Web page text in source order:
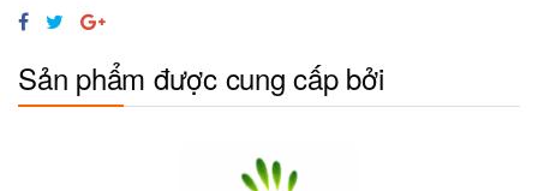
Sản phẩm được cung cấp bởi